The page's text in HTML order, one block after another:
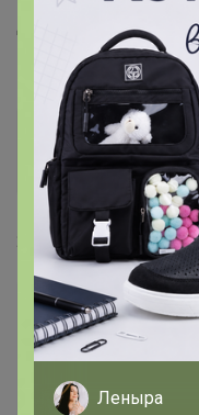
Добрый день!
Кухонная тряпочка
Эмилия!
Золотой
29 июля, 2020 19:52
хватает Кухонная
Леныра